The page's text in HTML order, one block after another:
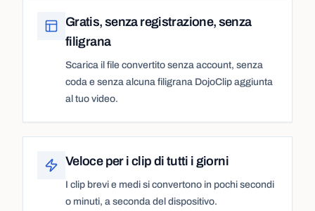
Gratis, senza registrazione, senza
filigrana
Scarica il file convertito senza account, senza
coda e senza alcuna filigrana DojoClip aggiunta
al tuo video.
Veloce per i clip di tutti i giorni
I clip brevi e medi si convertono in pochi secondi
o minuti, a seconda del dispositivo.